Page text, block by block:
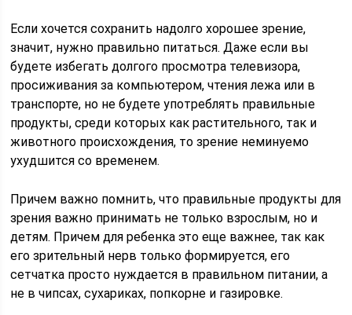
Если хочется сохранить надолго хорошее зрение,
значит, нужно правильно питаться. Даже если вы
будете избегать долгого просмотра телевизора,
просиживания за компьютером, чтения лежа или в
транспорте, но не будете употреблять правильные
продукты, среди которых как растительного, так и
животного происхождения, то зрение неминуемо
ухудшится со временем.
Причем важно помнить, что правильные продукты для
зрения важно принимать не только взрослым, но и
детям. Причем для ребенка это еще важнее, так как
его зрительный нерв только формируется, его
сетчатка просто нуждается в правильном питании, а
не в чипсах, сухариках, попкорне и газировке.